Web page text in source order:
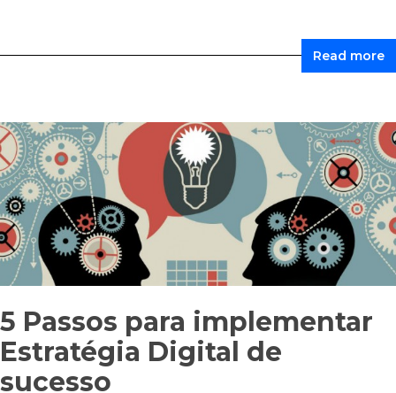
Read more
5 Passos para implementar
Estratégia Digital de
sucesso